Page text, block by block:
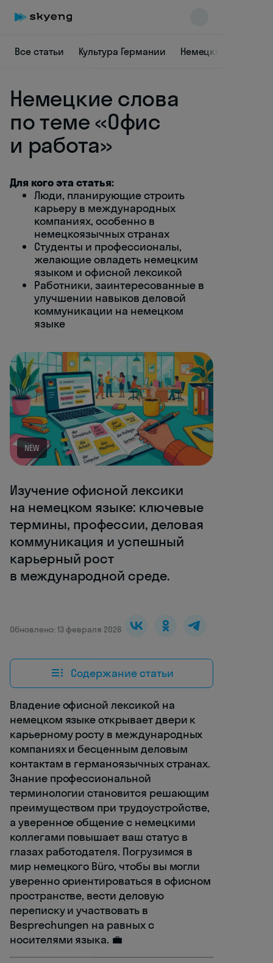
Все статьи Культура Германии Немецкая лексика
Немецкие слова
по теме «Офис
и работа»
Для кого эта статья:
Люди, планирующие строить
карьеру в международных
компаниях, особенно в
немецкоязычных странах
Студенты и профессионалы,
желающие овладеть немецким
языком и офисной лексикой
Работники, заинтересованные в
улучшении навыков деловой
коммуникации на немецком
языке
NEW
Изучение офисной лексики
на немецком языке: ключевые
термины, профессии, деловая
коммуникация и успешный
карьерный рост
в международной среде.
Обновлено: 13 февраля 2026
Содержание статьи
Владение офисной лексикой на
немецком языке открывает двери к
карьерному росту в международных
компаниях и бесценным деловым
контактам в германоязычных странах.
Знание профессиональной
терминологии становится решающим
преимуществом при трудоустройстве,
а уверенное общение с немецкими
коллегами повышает ваш статус в
глазах работодателя. Погрузимся в
мир немецкого Büro, чтобы вы могли
уверенно ориентироваться в офисном
пространстве, вести деловую
переписку и участвовать в
Besprechungen на равных с
носителями языка. 💼